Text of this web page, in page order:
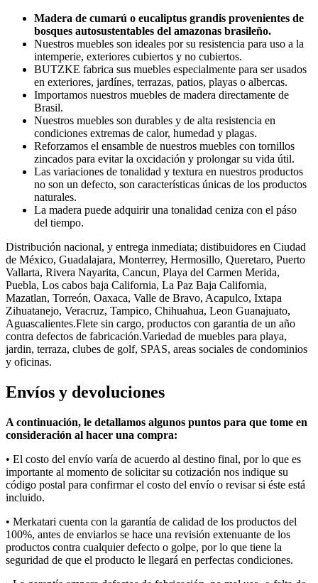
Madera de cumarú o eucaliptus grandis provenientes de
bosques autosustentables del amazonas brasileño.
Nuestros muebles son ideales por su resistencia para uso a la
intemperie, exteriores cubiertos y no cubiertos.
BUTZKE fabrica sus muebles especialmente para ser usados
en exteriores, jardínes, terrazas, patios, playas o albercas.
Importamos nuestros muebles de madera directamente de
Brasil.
Nuestros muebles son durables y de alta resistencia en
condiciones extremas de calor, humedad y plagas.
Reforzamos el ensamble de nuestros muebles con tornillos
zincados para evitar la oxcidación y prolongar su vida útil.
Las variaciones de tonalidad y textura en nuestros productos
no son un defecto, son características únicas de los productos
naturales.
La madera puede adquirir una tonalidad ceniza con el páso
del tiempo.
Distribución nacional, y entrega inmediata; distibuidores en Ciudad
de México, Guadalajara, Monterrey, Hermosillo, Queretaro, Puerto
Vallarta, Rivera Nayarita, Cancun, Playa del Carmen Merida,
Puebla, Los cabos baja California, La Paz Baja California,
Mazatlan, Torreón, Oaxaca, Valle de Bravo, Acapulco, Ixtapa
Zihuatanejo, Veracruz, Tampico, Chihuahua, Leon Guanajuato,
Aguascalientes.Flete sin cargo, productos con garantia de un año
contra defectos de fabricación.Variedad de muebles para playa,
jardin, terraza, clubes de golf, SPAS, areas sociales de condominios
y oficinas.
Envíos y devoluciones
A continuación, le detallamos algunos puntos para que tome en
consideración al hacer una compra:
• El costo del envío varía de acuerdo al destino final, por lo que es
importante al momento de solicitar su cotización nos indique su
código postal para confirmar el costo del envío o revisar si éste está
incluido.
• Merkatari cuenta con la garantía de calidad de los productos del
100%, antes de enviarlos se hace una revisión extenuante de los
productos contra cualquier defecto o golpe, por lo que tiene la
seguridad de que el producto le llegará en perfectas condiciones.